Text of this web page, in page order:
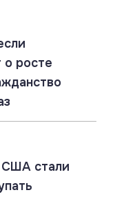
августа
о росте
США стали